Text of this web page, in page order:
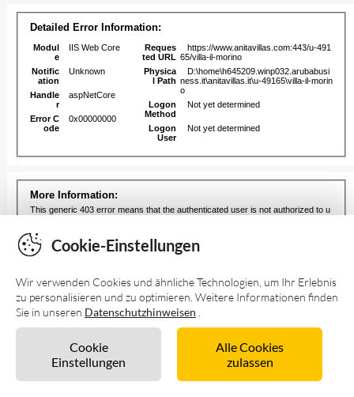
Unverbindlich anfragen
Cookie-Einstellungen
Wir verwenden Cookies und ähnliche Technologien, um Ihr Erlebnis
zu personalisieren und zu optimieren. Weitere Informationen finden
Sie in unseren Datenschutzhinweisen
Cookie
Einstellungen
Alle Cookies
zulassen